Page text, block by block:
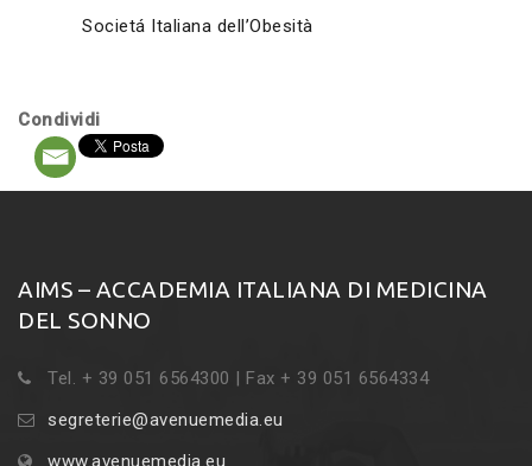
Societá Italiana dell’Obesità
Condividi
AIMS – ACCADEMIA ITALIANA DI MEDICINA
DEL SONNO
Tel. + 39 051 6564300 | Fax + 39 051 6564334
segreterie@avenuemedia.eu
www.avenuemedia.eu